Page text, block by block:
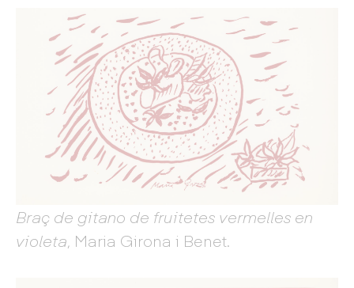
Braç de gitano de fruitetes vermelles en
violeta, Maria Girona i Benet.